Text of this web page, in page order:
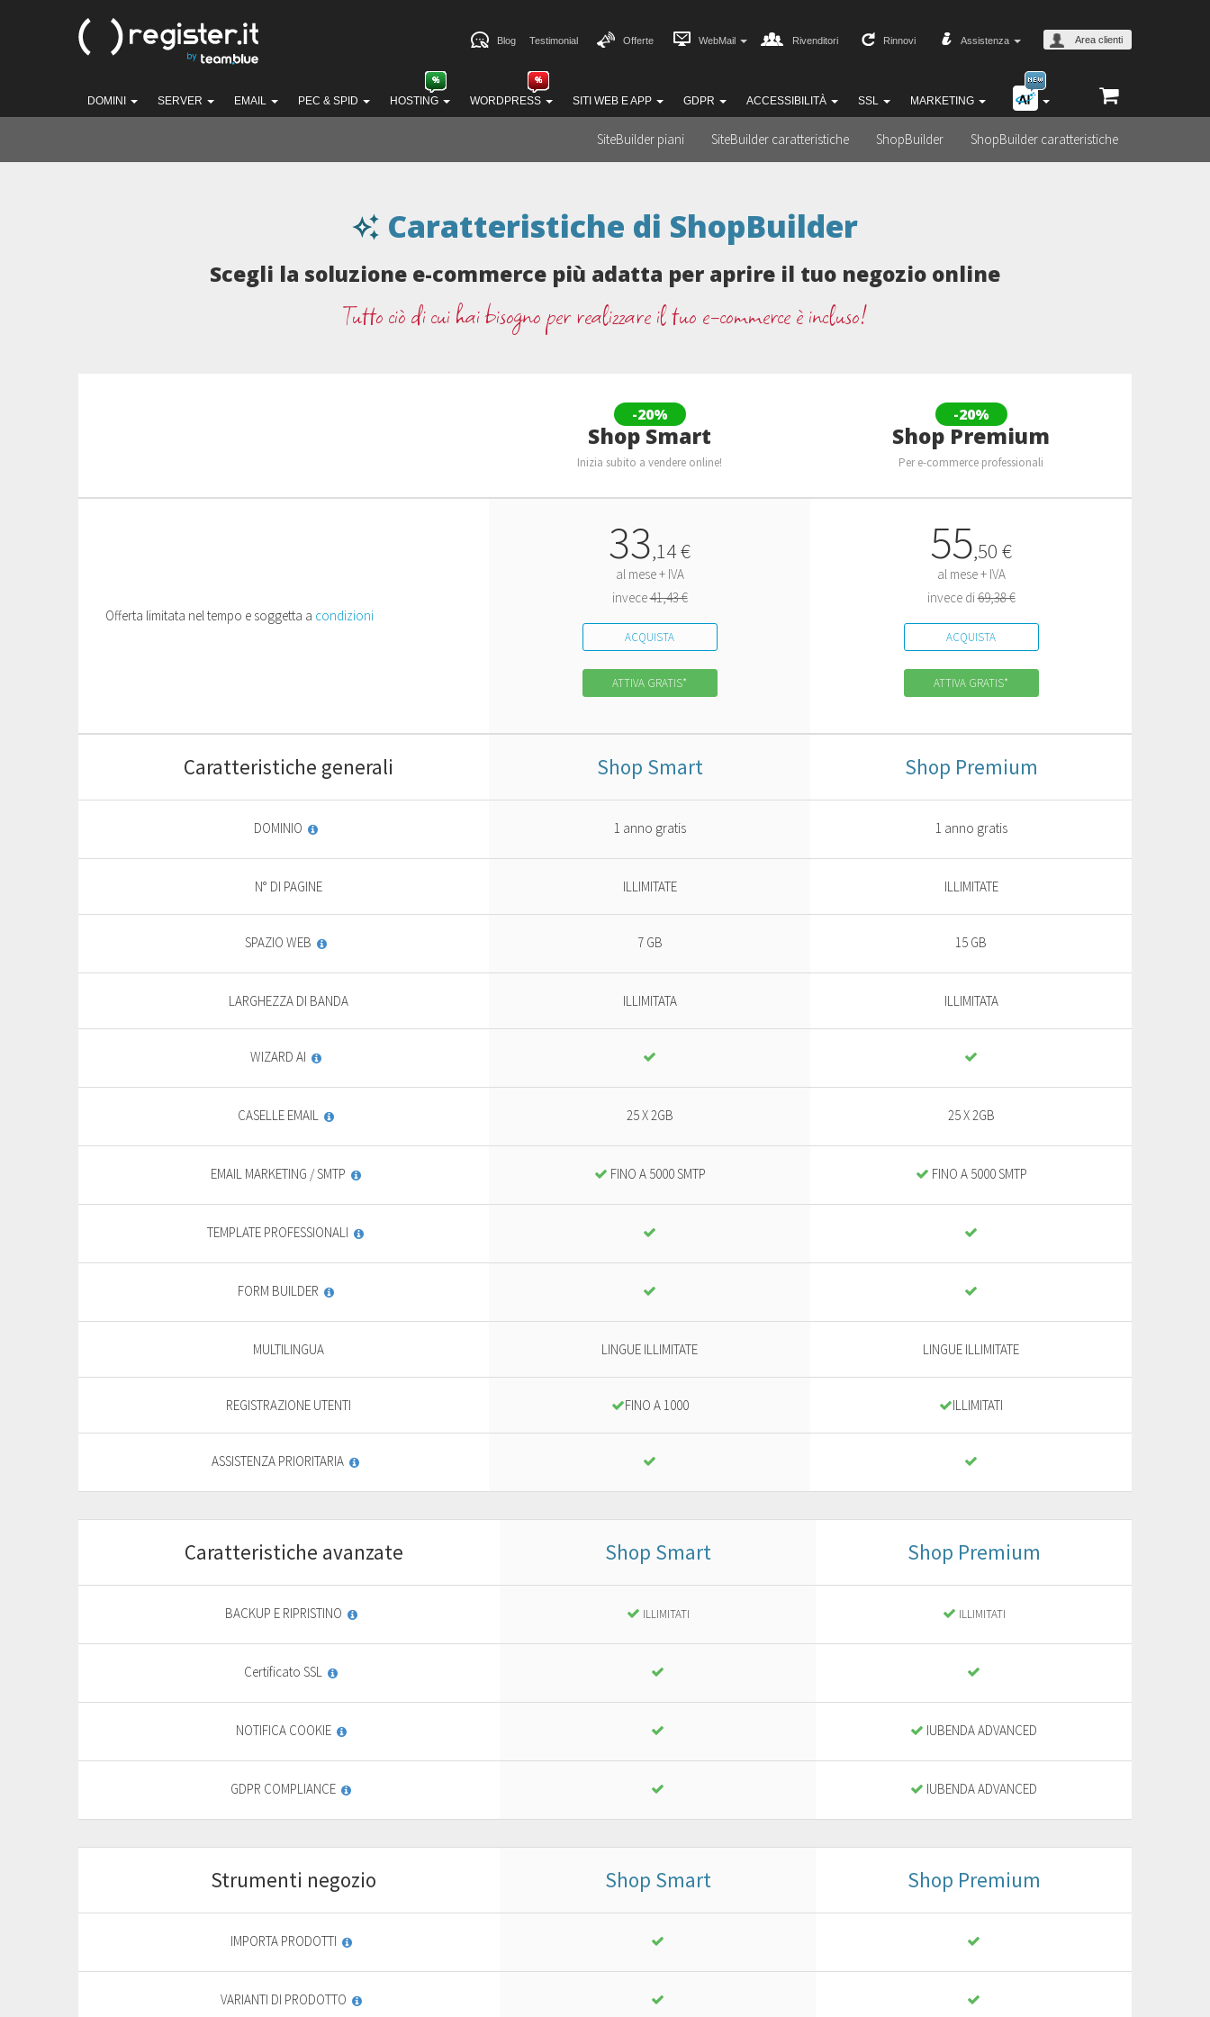
DOMINI SERVER EMAIL PEC & SPID HOSTING WORDPRESS SITI WEB E APP GDPR ACCESSIBILITÀ SSL MARKETING
Blog Testimonial Offerte WebMail Rivenditori Rinnovi Assistenza Area clienti
SiteBuilder piani SiteBuilder caratteristiche ShopBuilder ShopBuilder caratteristiche
Caratteristiche di ShopBuilder
Scegli la soluzione e-commerce più adatta per aprire il tuo negozio online
Tutto ciò di cui hai bisogno per realizzare il tuo e-commerce è incluso!
-20%
Shop Smart
Inizia subito a vendere online!
-20%
Shop Premium
Per e-commerce professionali
Offerta limitata nel tempo e soggetta a condizioni
33,14€
al mese + IVA
invece41,43 €
ACQUISTA
ATTIVA GRATIS*
55,50 €
al mese + IVA
invece di69,38 €
ACQUISTA
ATTIVA GRATIS*
Caratteristiche generali Shop Smart Shop Premium
DOMINIO 1 anno gratis 1 anno gratis
N° DI PAGINE ILLIMITATE ILLIMITATE
SPAZIO WEB 7 GB 15 GB
LARGHEZZA DI BANDA ILLIMITATA ILLIMITATA
WIZARD AI
CASELLE EMAIL 25 X 2GB 25 X 2GB
EMAIL MARKETING / SMTP FINO A 5000 SMTP FINO A 5000 SMTP
TEMPLATE PROFESSIONALI
FORM BUILDER
MULTILINGUA LINGUE ILLIMITATE LINGUE ILLIMITATE
REGISTRAZIONE UTENTI FINO A 1000 ILLIMITATI
ASSISTENZA PRIORITARIA
Start
For basic website For ad advanced project
9,69€
PURCHASE
18
PURCHASE
Caratteristiche avanzate Shop Smart Shop Premium
BACKUP E RIPRISTINO ILLIMITATI ILLIMITATI
Certificato SSL
NOTIFICA COOKIE IUBENDA ADVANCED
GDPR COMPLIANCE IUBENDA ADVANCED
Start
For basic website For ad advanced project
9,69€ 18
Strumenti negozio Shop Smart Shop Premium
IMPORTA PRODOTTI
VARIANTI DI PRODOTTO